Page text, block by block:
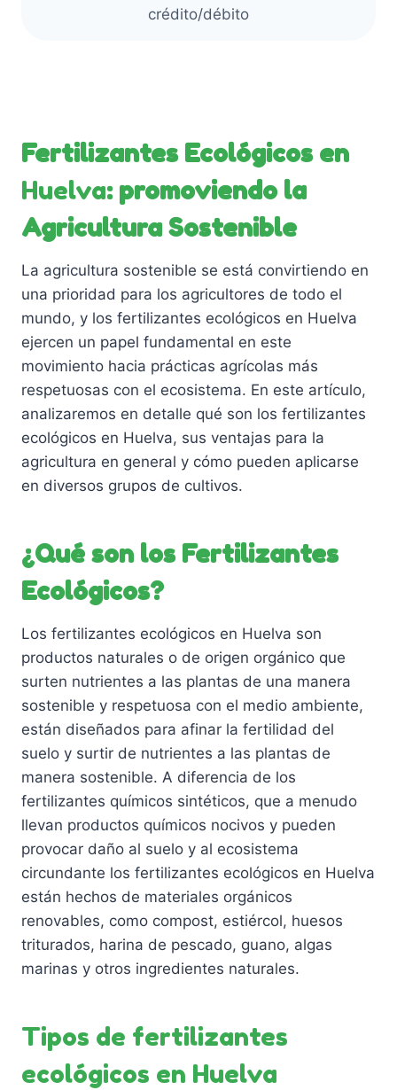
t
o
e
e
g
i
r
e
n
l
a
p
á
g
i
n
e
r
o
d
u
c
t
o
crédito/débito
Fertilizantes Ecológicos en
Huelva: promoviendo la
Agricultura Sostenible
La agricultura sostenible se está convirtiendo en
una prioridad para los agricultores de todo el
mundo, y los fertilizantes ecológicos en Huelva
ejercen un papel fundamental en este
movimiento hacia prácticas agrícolas más
respetuosas con el ecosistema. En este artículo,
analizaremos en detalle qué son los fertilizantes
ecológicos en Huelva, sus ventajas para la
agricultura en general y cómo pueden aplicarse
en diversos grupos de cultivos.
¿Qué son los Fertilizantes
Ecológicos?
Los fertilizantes ecológicos en Huelva son
productos naturales o de origen orgánico que
surten nutrientes a las plantas de una manera
sostenible y respetuosa con el medio ambiente,
están diseñados para afinar la fertilidad del
suelo y surtir de nutrientes a las plantas de
manera sostenible. A diferencia de los
fertilizantes químicos sintéticos, que a menudo
llevan productos químicos nocivos y pueden
provocar daño al suelo y al ecosistema
circundante los fertilizantes ecológicos en Huelva
están hechos de materiales orgánicos
renovables, como compost, estiércol, huesos
triturados, harina de pescado, guano, algas
marinas y otros ingredientes naturales.
Tipos de fertilizantes
ecológicos en Huelva